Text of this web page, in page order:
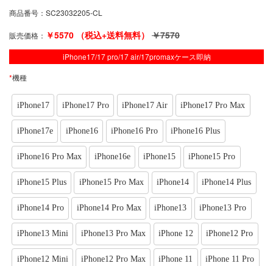
商品番号： SC23032205-CL
販売価格： ￥5570 （税込+送料無料） ￥7570
iPhone17/17 pro/17 air/17promaxケース即納
*機種
iPhone17 iPhone17 Pro iPhone17 Air iPhone17 Pro Max
iPhone17e iPhone16 iPhone16 Pro iPhone16 Plus
iPhone16 Pro Max iPhone16e iPhone15 iPhone15 Pro
iPhone15 Plus iPhone15 Pro Max iPhone14 iPhone14 Plus
iPhone14 Pro iPhone14 Pro Max iPhone13 iPhone13 Pro
iPhone13 Mini iPhone13 Pro Max iPhone 12 iPhone12 Pro
iPhone12 Mini iPhone12 Pro Max iPhone 11 iPhone 11 Pro